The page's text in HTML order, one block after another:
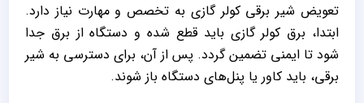
تعویض شیر برقی کولر گازی به تخصص و مهارت نیاز دارد.
ابتدا، برق کولر گازی باید قطع شده و دستگاه از برق جدا
شود تا ایمنی تضمین گردد. پس از آن، برای دسترسی به شیر
برقی، باید کاور یا پنل‌های دستگاه باز شوند.